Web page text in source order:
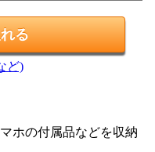
ど)
ホの付属品などを収納